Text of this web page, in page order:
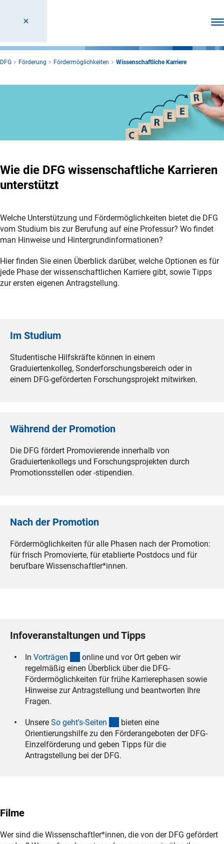
DFG Förderung Fördermöglichkeiten Wissenschaftliche Karriere
Wie die DFG wissenschaftliche Karrieren
unterstützt
Welche Unterstützung und Fördermöglichkeiten bietet die DFG
vom Studium bis zur Berufung auf eine Professur? Wo findet
man Hinweise und Hintergrundinformationen?
Hier finden Sie einen Überblick darüber, welche Optionen es für
jede Phase der wissenschaftlichen Karriere gibt, sowie Tipps
zur ersten eigenen Antragstellung.
Im Studium
Studentische Hilfskräfte können in einem
Graduiertenkolleg, Sonderforschungsbereich oder in
einem DFG-geförderten Forschungsprojekt mitwirken.
Während der Promotion
Die DFG fördert Promovierende innerhalb von
Graduiertenkollegs und Forschungsprojekten durch
Promotionsstellen oder -stipendien.
Nach der Promotion
Fördermöglichkeiten für alle Phasen nach der Promotion:
für frisch Promovierte, für etablierte Postdocs und für
berufbare Wissenschaftler*innen.
Infoveranstaltungen und Tipps
In Vorträgen (interner Link)
online und vor Ort geben wir
regelmäßig einen Überblick über die DFG-
Fördermöglichkeiten für frühe Karrierephasen sowie
Hinweise zur Antragstellung und beantworten Ihre
Fragen.
Unsere So geht's-Seiten (interner Link)
bieten eine
Orientierungshilfe zu den Förderangeboten der DFG-
Einzelförderung und geben Tipps für die
Antragstellung bei der DFG.
Filme
Wer sind die Wissenschaftler*innen, die von der DFG gefördert